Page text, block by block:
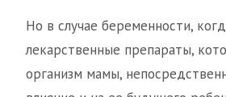
Но в случае беременности,
лекарственные препараты,
организм мамы,